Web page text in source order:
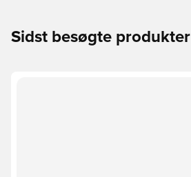
Sidst besøgte produkter